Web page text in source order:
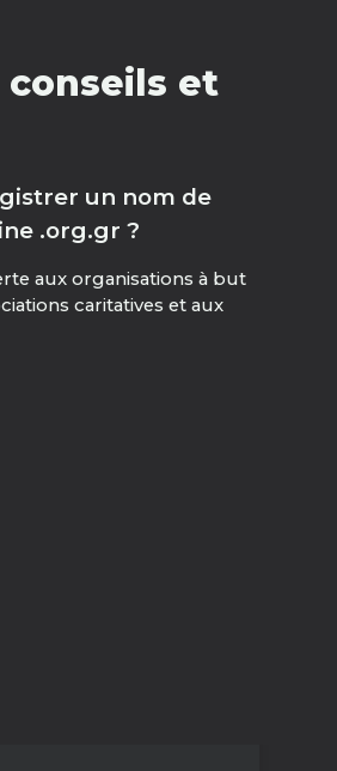
et
un nom de
.org.gr ?
aux organisations à but
caritatives et aux